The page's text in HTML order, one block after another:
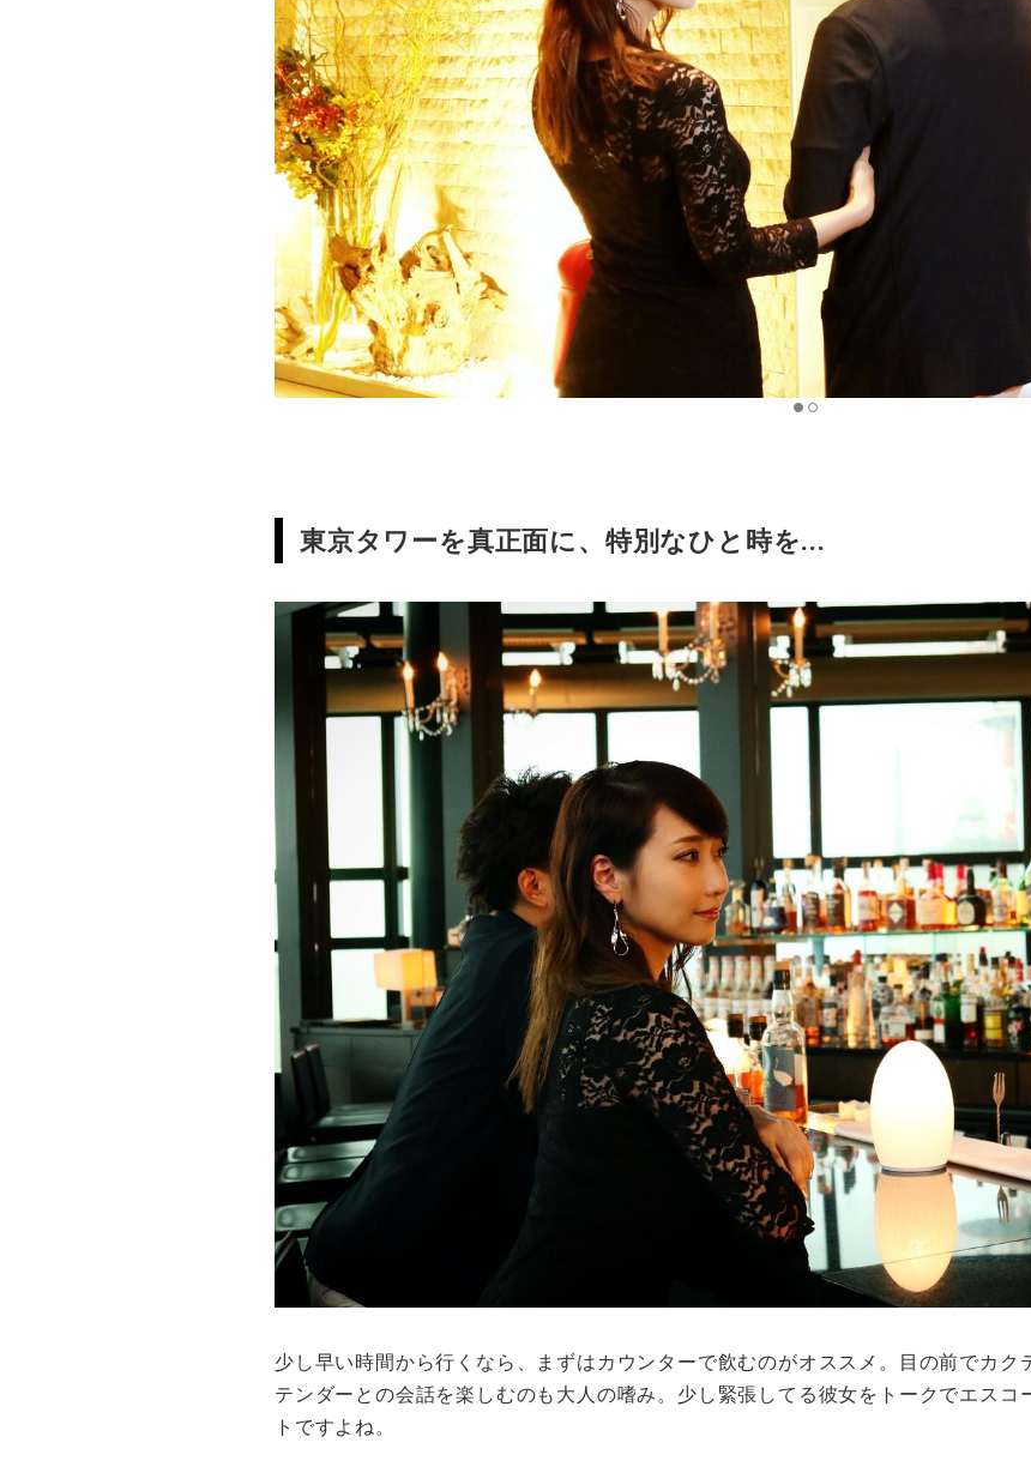
東京タワーを真正面に、特別なひと時を...
少し早い時間から行くなら、まずはカウンターで飲むのがオススメ。目の前でカク
テンダーとの会話を楽しむのも大人の嗜み。少し緊張してる彼女をトークでエスコ
トですよね。